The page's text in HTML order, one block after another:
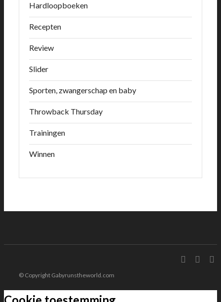
Hardloopboeken
Recepten
Review
Slider
Sporten, zwangerschap en baby
Throwback Thursday
Trainingen
Winnen
© Copyright Gabyrunstheworld.com